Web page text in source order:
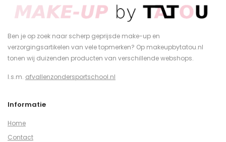
Ben je op zoek naar scherp geprijsde make-up en
verzorgingsartikelen van vele topmerken? Op makeupbytatou.nl
tonen wij duizenden producten van verschillende webshops.
I.s.m. afvallenzondersportschool.nl
Informatie
Home
Contact